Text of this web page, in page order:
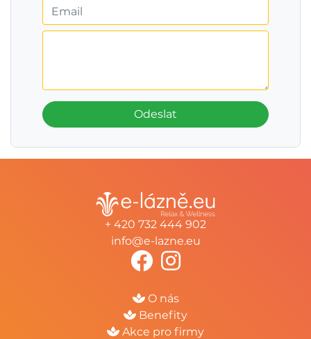
Odeslat
+ 420 732 444 902
info@e-lazne.eu
O nás
Benefity
Akce pro firmy